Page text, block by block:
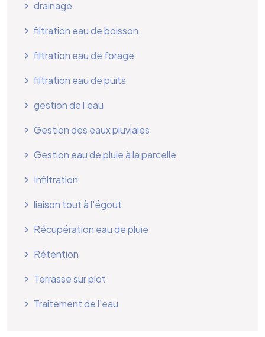
drainage
filtration eau de boisson
filtration eau de forage
filtration eau de puits
gestion de l’eau
Gestion des eaux pluviales
Gestion eau de pluie à la parcelle
Infiltration
liaison tout à l'égout
Récupération eau de pluie
Rétention
Terrasse sur plot
Traitement de l'eau